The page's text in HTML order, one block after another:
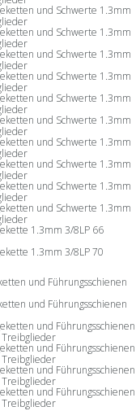
und Schwerte 1.3mm
und Schwerte 1.3mm
und Schwerte 1.3mm
und Schwerte 1.3mm
und Schwerte 1.3mm
und Schwerte 1.3mm
und Schwerte 1.3mm
und Schwerte 1.3mm
und Schwerte 1.3mm
und Schwerte 1.3mm
1.3mm 3/8LP 66
1.3mm 3/8LP 70
und Führungsschienen
und Führungsschienen
und Führungsschienen
und Führungsschienen
und Führungsschienen
und Führungsschienen